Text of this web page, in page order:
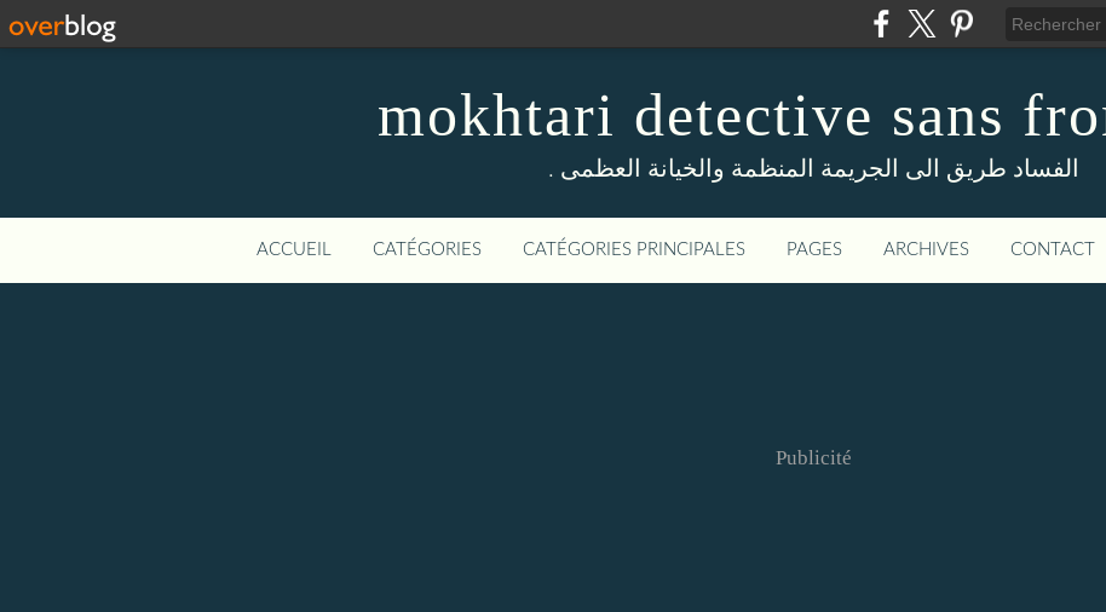
mokhtari detective sans
. الفساد طريق الى الجريمة المنظمة والخيانة العظمى
ACCUEIL CATÉGORIES CATÉGORIES PRINCIPALES PAGES ARCHIVES CONTACT
Publicité